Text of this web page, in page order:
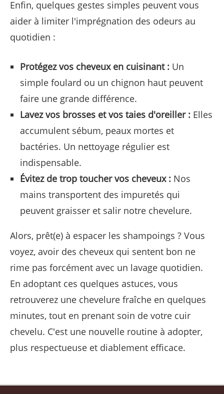
Enfin, quelques gestes simples peuvent vous
aider à limiter l'imprégnation des odeurs au
quotidien :
Protégez vos cheveux en cuisinant : Un
simple foulard ou un chignon haut peuvent
faire une grande différence.
Lavez vos brosses et vos taies d'oreiller : Elles
accumulent sébum, peaux mortes et
bactéries. Un nettoyage régulier est
indispensable.
Évitez de trop toucher vos cheveux : Nos
mains transportent des impuretés qui
peuvent graisser et salir notre chevelure.
Alors, prêt(e) à espacer les shampoings ? Vous
voyez, avoir des cheveux qui sentent bon ne
rime pas forcément avec un lavage quotidien.
En adoptant ces quelques astuces, vous
retrouverez une chevelure fraîche en quelques
minutes, tout en prenant soin de votre cuir
chevelu. C'est une nouvelle routine à adopter,
plus respectueuse et diablement efficace.